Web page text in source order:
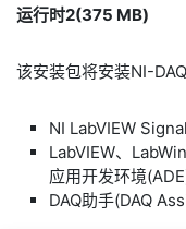
运行时2(375 MB)
该安装包将安装NI-
NI LabVIEW
LabVIEW、
应用开发环境
DAQ助手(DAQ